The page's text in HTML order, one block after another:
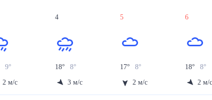
9°
2 м/с
4
18° 8°
3 м/с
5
17° 8°
2 м/с
6
18° 8°
2 м/